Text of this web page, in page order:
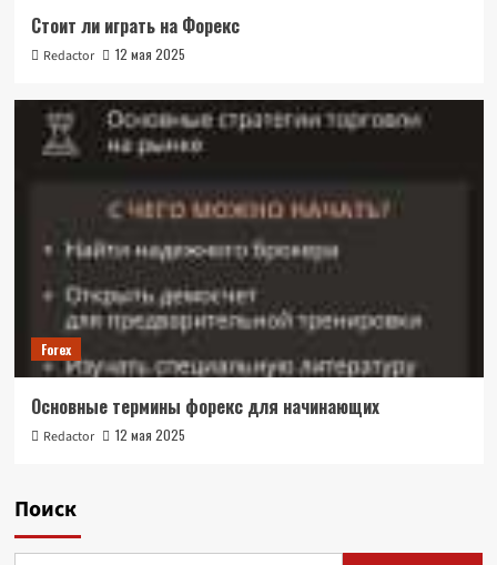
Стоит ли играть на Форекс
Redactor 12 мая 2025
Forex
Основные термины форекс для начинающих
Redactor 12 мая 2025
Поиск